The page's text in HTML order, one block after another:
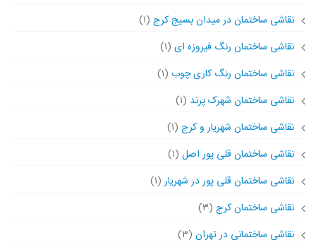
نقاشی ساختمان در میدان بسیج کرج (۱)
نقاشی ساختمان رنگ فیروزه ای (۱)
نقاشی ساختمان رنگ کاری چوب (۱)
نقاشی ساختمان شهرک پرند (۱)
نقاشی ساختمان شهریار و کرج (۱)
نقاشی ساختمان قلی پور اصل (۱)
نقاشی ساختمان قلی پور در شهریار (۱)
نقاشی ساختمان کرج (۳)
نقاشی ساختمانی در تهران (۳)